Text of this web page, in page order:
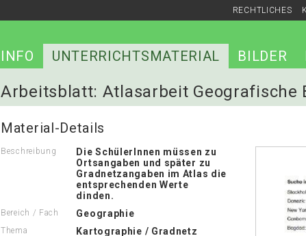
RECHTLICHES
INFO UNTERRICHTSMATERIAL BILDER
Arbeitsblatt: Atlasarbeit Geografische
Material-Details
Beschreibung
Die SchülerInnen müssen zu
Ortsangaben und später zu
Gradnetzangaben im Atlas die
entsprechenden Werte
dinden.
Bereich / Fach Geographie
Thema Kartographie / Gradnetz